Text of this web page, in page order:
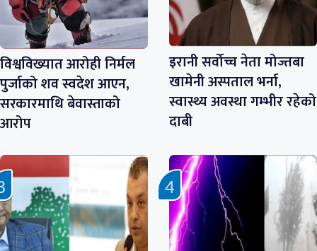
विश्वविख्यात आरोही निर्मल
पुर्जाको शव स्वदेश आएन,
सरकारमाथि बेवास्ताको
आरोप
इरानी सर्वोच्च नेता मोज्तबा
खामेनी अस्पताल भर्ना,
स्वास्थ्य अवस्था गम्भीर रहेको
दाबी